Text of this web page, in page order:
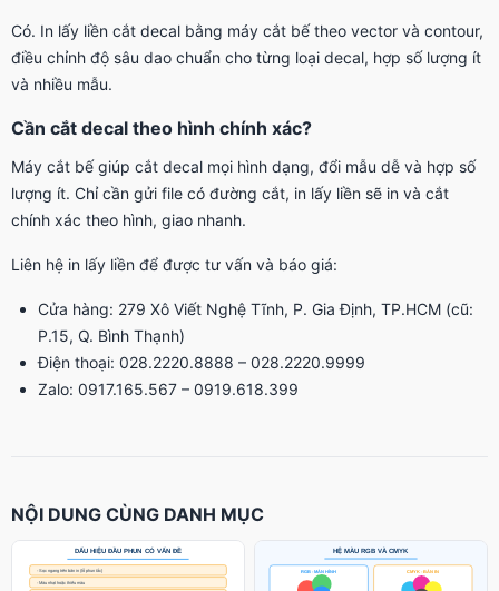
Có. In lấy liền cắt decal bằng máy cắt bế theo vector và contour,
điều chỉnh độ sâu dao chuẩn cho từng loại decal, hợp số lượng ít
và nhiều mẫu.
Cần cắt decal theo hình chính xác?
Máy cắt bế giúp cắt decal mọi hình dạng, đổi mẫu dễ và hợp số
lượng ít. Chỉ cần gửi file có đường cắt, in lấy liền sẽ in và cắt
chính xác theo hình, giao nhanh.
Liên hệ in lấy liền để được tư vấn và báo giá:
Cửa hàng: 279 Xô Viết Nghệ Tĩnh, P. Gia Định, TP.HCM (cũ:
P.15, Q. Bình Thạnh)
Điện thoại: 028.2220.8888 – 028.2220.9999
Zalo: 0917.165.567 – 0919.618.399
NỘI DUNG CÙNG DANH MỤC